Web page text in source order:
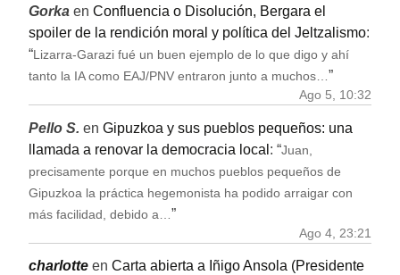
Gorka en Confluencia o Disolución, Bergara el
spoiler de la rendición moral y política del Jeltzalismo:
“Lizarra-Garazi fué un buen ejemplo de lo que digo y ahí
tanto la IA como EAJ/PNV entraron junto a muchos… ”
Ago 5, 10:32
Pello S. en Gipuzkoa y sus pueblos pequeños: una
llamada a renovar la democracia local : “Juan,
precisamente porque en muchos pueblos pequeños de
Gipuzkoa la práctica hegemonista ha podido arraigar con
más facilidad, debido a… ”
Ago 4, 23:21
charlotte en Carta abierta a Iñigo Ansola (Presidente